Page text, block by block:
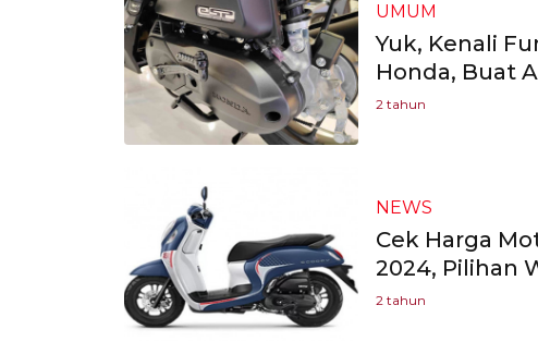
UMUM
Yuk, Kenali
Honda, Buat
2 tahun
NEWS
Cek Harga
2024, Pilihan
2 tahun